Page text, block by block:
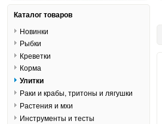
Каталог товаров
Новинки
Рыбки
Креветки
Корма
Улитки
Раки и крабы, тритоны и лягушки
Растения и мхи
Инструменты и тесты